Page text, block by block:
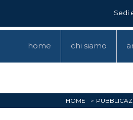
Sedi
home chi siamo
HOME